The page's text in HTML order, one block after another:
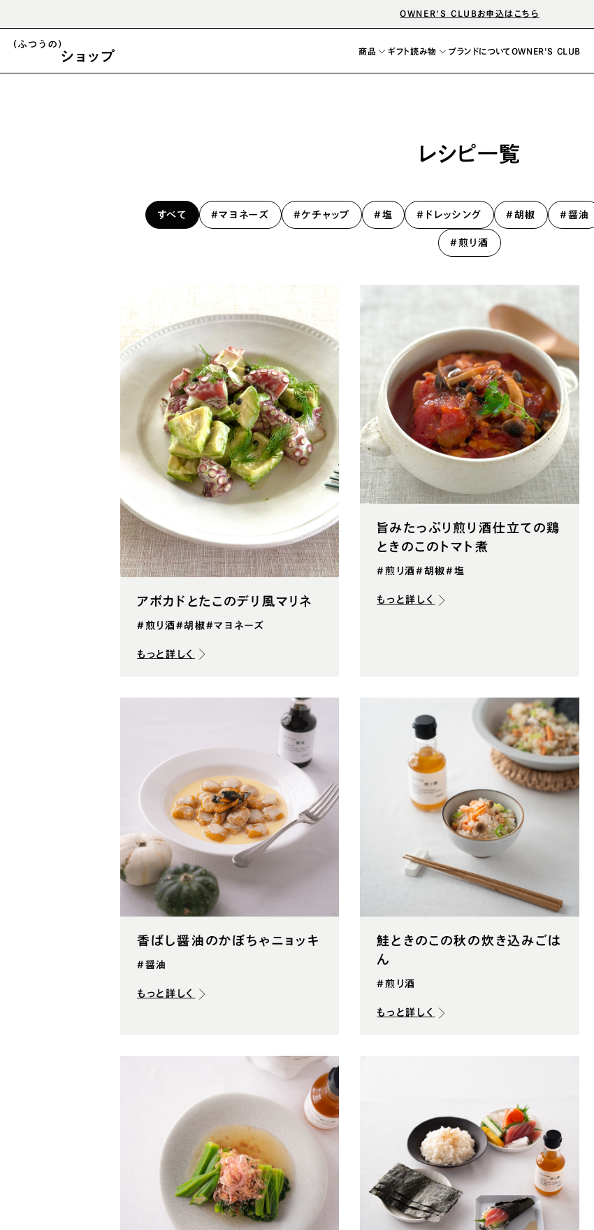
OWNER'S CLUBお申込はこちら
商品
煎り酒
ギフト読み物 ブランドについてOWNER'S CLUB
レシピ一覧
すべて #マヨネーズ #ケチャップ #塩 #ドレッシング #胡椒 #醤油
#煎り酒
アボカドとたこのデリ風マリネ
#煎り酒#胡椒#マヨネーズ
もっと詳しく
旨みたっぷり煎り酒仕立ての鶏
ときのこのトマト煮
#煎り酒#胡椒#塩
もっと詳しく
香ばし醤油のかぼちゃニョッキ
#醤油
もっと詳しく
鮭ときのこの秋の炊き込みごは
ん
#煎り酒
もっと詳しく